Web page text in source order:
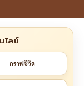
ไลน์
กราฟชีวิต